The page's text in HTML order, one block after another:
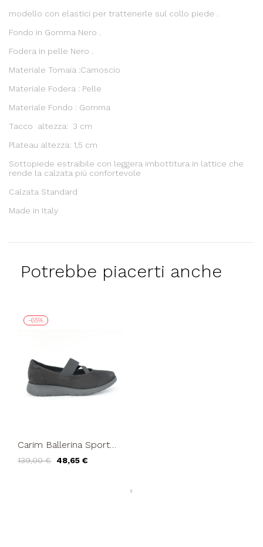
modello con elastici per trattenerle sul collo piede .
Fondo in Gomma Nero .
Fodera in pelle Nero .
Materiale Tomaia :Camoscio
Materiale Fodera : Pelle
Materiale Fondo : Gomma
Tacco altezza: 3 cm
Plateau altezza: 1,5 cm
Sottopiede estraibile con leggera imbottitura in lattice che
rende la calzata più confortevole
Calzata Standard
Made in Italy
Potrebbe piacerti anche
-65%
Carim Ballerina Sport
Estraibile Nero
139,00 € 48,65 €